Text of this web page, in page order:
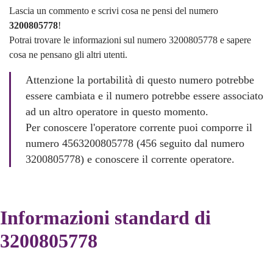
Lascia un commento e scrivi cosa ne pensi del numero
3200805778!
Potrai trovare le informazioni sul numero 3200805778 e sapere
cosa ne pensano gli altri utenti.
Attenzione la portabilità di questo numero potrebbe
essere cambiata e il numero potrebbe essere associato
ad un altro operatore in questo momento.
Per conoscere l'operatore corrente puoi comporre il
numero 4563200805778 (456 seguito dal numero
3200805778) e conoscere il corrente operatore.
Informazioni standard di
3200805778